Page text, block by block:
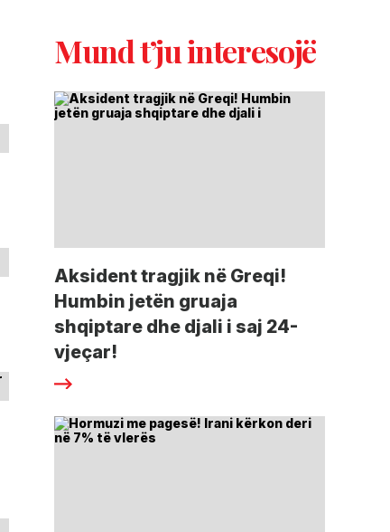
Mund t’ju interesojë
Aksident tragjik në Greqi!
Humbin jetën gruaja
shqiptare dhe djali i saj 24-
vjeçar!